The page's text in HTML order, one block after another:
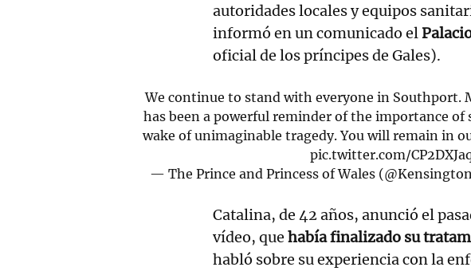
autoridades locales y equipos
informó en un comunicado el
oficial de los príncipes de Gales).
We continue to stand with everyone in Southport.
has been a powerful reminder of the importance
wake of unimaginable tragedy. You will remain in
pic.twitter.com/
— The Prince and Princess of Wales
Catalina, de 42 años, anunció el
vídeo, que había finalizado su
habló sobre su experiencia con la